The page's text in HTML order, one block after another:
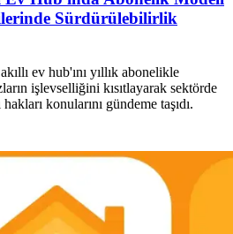
Sürdürülebilirlik
ev hub'ını yıllık abonelikle
işlevselliğini kısıtlayarak sektörde
konularını gündeme taşıdı.